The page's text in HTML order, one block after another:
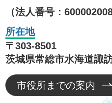
（法人番号：
所在地
〒303-8501
茨城県常総市水海道諏
市役所までの案内